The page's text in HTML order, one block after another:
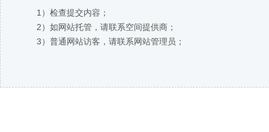
1）检查提交内容；
2）如网站托管，请联系空间提供商；
3）普通网站访客，请联系网站管理员；